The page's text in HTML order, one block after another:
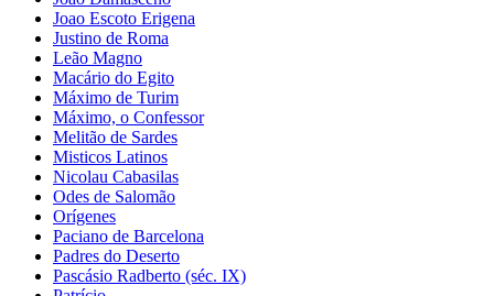
Joao Escoto Erigena
Justino de Roma
Leão Magno
Macário do Egito
Máximo de Turim
Máximo, o Confessor
Melitão de Sardes
Misticos Latinos
Nicolau Cabasilas
Odes de Salomão
Orígenes
Paciano de Barcelona
Padres do Deserto
Pascásio Radberto (séc. IX)